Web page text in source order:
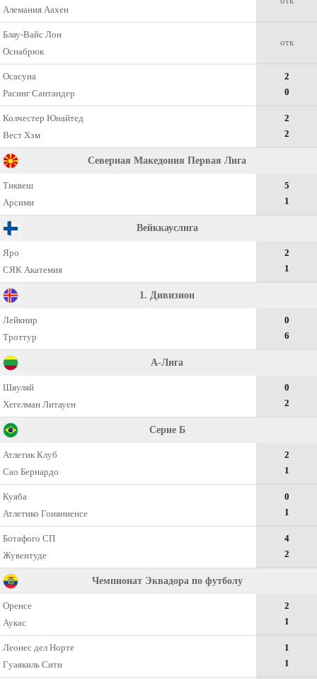
Алемания Аахен
Блау-Вайс Лон
Оснабрюк
отк
Осасуна
Расинг Сантандер
2
0
Колчестер Юнайтед
Вест Хэм
2
2
Северная Македония Первая Лига
Тиквеш
Арсими
5
1
Вейккауслига
Яро
СЯК Акатемия
2
1
1. Дивизион
Лейкнир
Троттур
0
6
А-Лига
Шяуляй
Хегелман Литауен
0
2
Серие Б
Атлетик Клуб
Сао Бернардо
2
1
Куяба
Атлетико Гоияниенсе
0
1
Ботафого СП
Жувентуде
4
2
Чемпионат Эквадора по футболу
Оренсе
Аукас
2
1
Леонес дел Норте
Гуаякиль Сити
1
1